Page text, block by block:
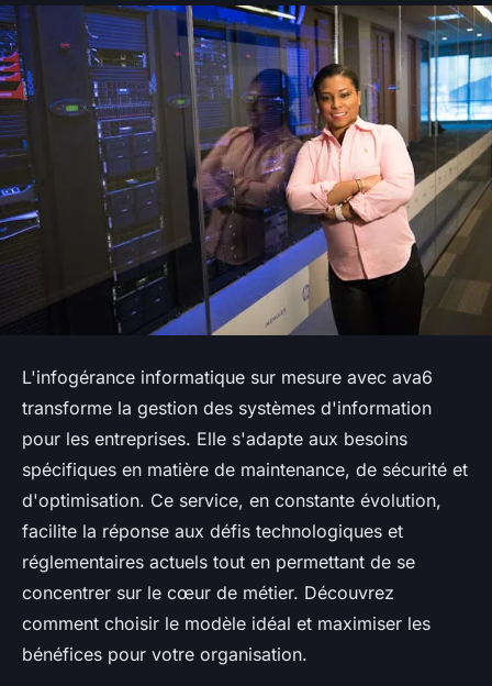
L'infogérance informatique sur mesure avec ava6
transforme la gestion des systèmes d'information
pour les entreprises. Elle s'adapte aux besoins
spécifiques en matière de maintenance, de sécurité et
d'optimisation. Ce service, en constante évolution,
facilite la réponse aux défis technologiques et
réglementaires actuels tout en permettant de se
concentrer sur le cœur de métier. Découvrez
comment choisir le modèle idéal et maximiser les
bénéfices pour votre organisation.